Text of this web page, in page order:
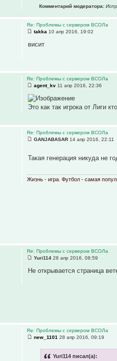
Комментарий модератора:
Re: Проблемы с сервером ВСОЛа
takka 10 апр 2016, 19:02
висит
Re: Проблемы с сервером ВСОЛа
agent_kv 11 апр 2016, 22:36
Это как так игрока от Лиги
Re: Проблемы с сервером ВСОЛа
GANJABASAR 14 апр 2016, 22:11
Такая генерация никуда не
Жизнь - игра. Футбол - самая
Re: Проблемы с сервером ВСОЛа
Yuri114 28 апр 2016, 08:59
Не открывается страница
Re: Проблемы с сервером ВСОЛа
new_1101 28 апр 2016, 09:19
Yuri114 писал(а):